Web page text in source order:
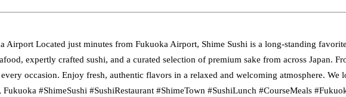
Airport Located just minutes from Fukuoka Airport, Shime Sushi is a long-standing
expertly crafted sushi, and a curated selection of premium sake from across Japan.
occasion. Enjoy fresh, authentic flavors in a relaxed and welcoming atmosphere. We
#ShimeSushi #SushiRestaurant #ShimeTown #SushiLunch #CourseMeals